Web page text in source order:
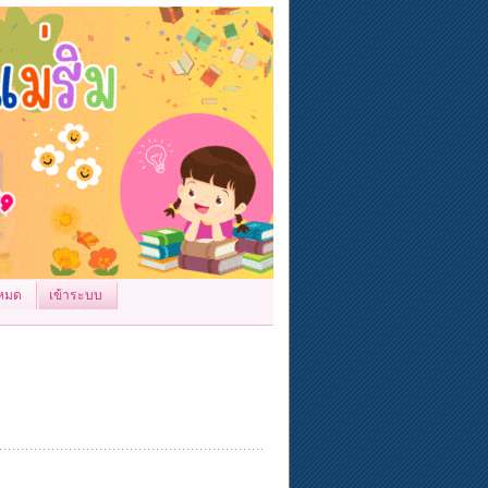
มด เข้าระบบ